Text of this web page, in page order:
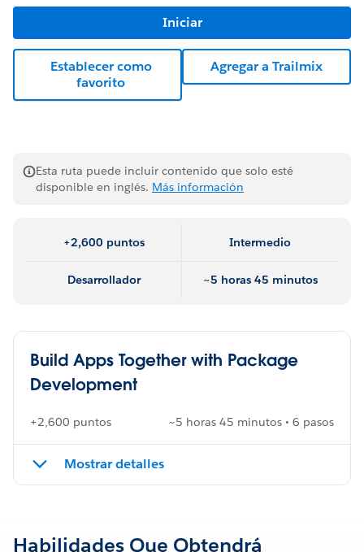
Iniciar
Establecer como
favorito
Agregar a Trailmix
Esta ruta puede incluir contenido que solo esté
disponible en inglés. Más información
+2,600 puntos Intermedio
Desarrollador ~5 horas 45 minutos
Build Apps Together with Package
Development
+2,600 puntos ~5 horas 45 minutos • 6 pasos
Mostrar detalles
Habilidades Que Obtendrá